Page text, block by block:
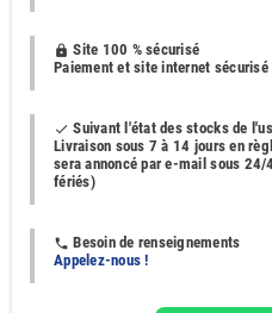
https Site 100 % sécurisé
Paiement et site internet
done Suivant l'état des stocks de
Livraison sous 7 à 14 jours en
sera annoncé par e-mail sous
fériés)
phone Besoin de renseignements
Appelez-nous !